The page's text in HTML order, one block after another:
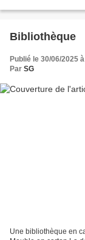
Bibliothèque
Publié le 30/06/2025
Par SG
Une bibliothèque en